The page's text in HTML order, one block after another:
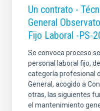
Un contrato -
General
Fijo Laboral -PS-
Se convoca proceso
personal laboral fijo,
categoría profesional
General, acogido a
otras, las siguientes
el mantenimiento